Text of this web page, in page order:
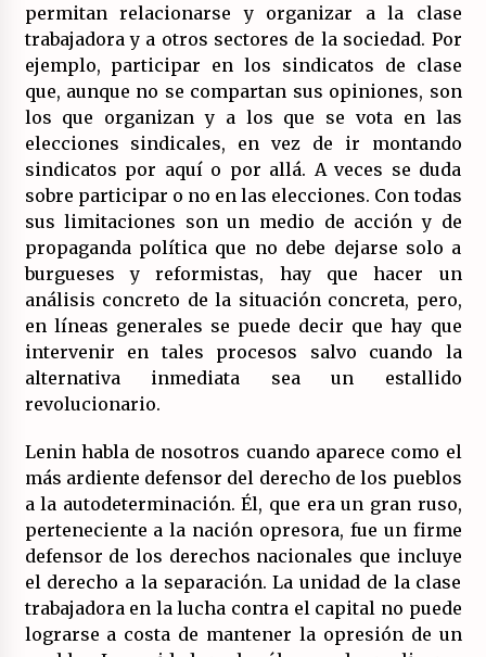
permitan relacionarse y organizar a la clase
trabajadora y a otros sectores de la sociedad. Por
ejemplo, participar en los sindicatos de clase
que, aunque no se compartan sus opiniones, son
los que organizan y a los que se vota en las
elecciones sindicales, en vez de ir montando
sindicatos por aquí o por allá. A veces se duda
sobre participar o no en las elecciones. Con todas
sus limitaciones son un medio de acción y de
propaganda política que no debe dejarse solo a
burgueses y reformistas, hay que hacer un
análisis concreto de la situación concreta, pero,
en líneas generales se puede decir que hay que
intervenir en tales procesos salvo cuando la
alternativa inmediata sea un estallido
revolucionario.
Lenin habla de nosotros cuando aparece como el
más ardiente defensor del derecho de los pueblos
a la autodeterminación. Él, que era un gran ruso,
perteneciente a la nación opresora, fue un firme
defensor de los derechos nacionales que incluye
el derecho a la separación. La unidad de la clase
trabajadora en la lucha contra el capital no puede
lograrse a costa de mantener la opresión de un